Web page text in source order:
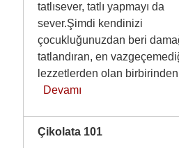
tatlısever, tatlı yapmayı da
sever.Şimdi kendinizi
çocukluğunuzdan beri
tatlandıran, en
lezzetlerden olan
Devamı
Çikolata 101